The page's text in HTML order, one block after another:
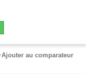
Ajouter au comparateur